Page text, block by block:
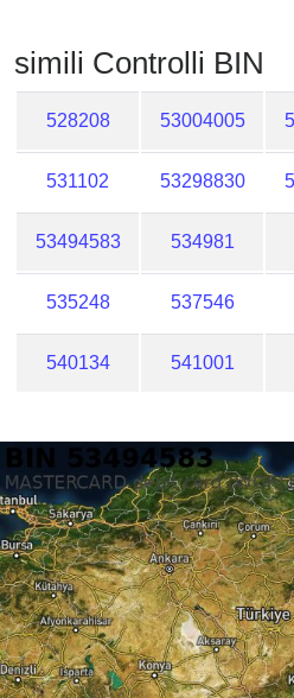
simili Controlli BIN
528208 53004005
531102 53298830
53494583 534981
535248 537546
540134 541001